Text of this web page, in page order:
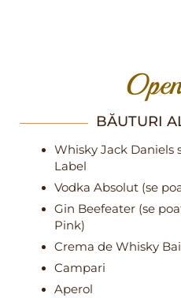
BĂUTURI
Whisky Jack Daniels
Label
Vodka Absolut (se
Gin Beefeater (se
Pink)
Crema de Whisky
Campari
Aperol